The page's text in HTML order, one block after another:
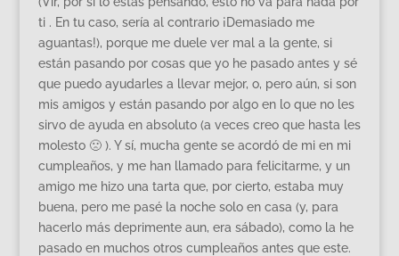
ti . En tu caso, sería al contrario ¡Demasiado me
aguantas!), porque me duele ver mal a la gente, si
están pasando por cosas que yo he pasado antes y sé
que puedo ayudarles a llevar mejor, o, pero aún, si son
mis amigos y están pasando por algo en lo que no les
sirvo de ayuda en absoluto (a veces creo que hasta les
molesto 🙁 ). Y sí, mucha gente se acordó de mi en mi
cumpleaños, y me han llamado para felicitarme, y un
amigo me hizo una tarta que, por cierto, estaba muy
buena, pero me pasé la noche solo en casa (y, para
hacerlo más deprimente aun, era sábado), como la he
pasado en muchos otros cumpleaños antes que este.